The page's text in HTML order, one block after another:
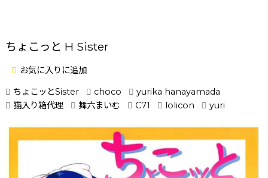
ちょこっと H Sister
お気に入りに追加
ちょこッとSister
choco
yurika hanayamada
猫入り箱代理
舞六まいむ C71 lolicon yuri